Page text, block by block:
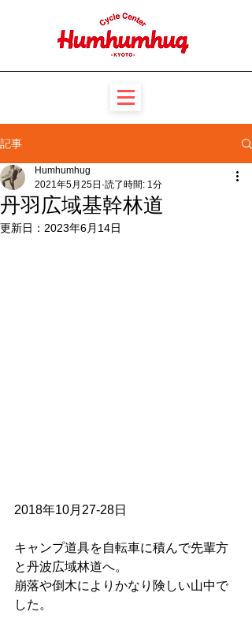
記事
丹羽広域基幹林道
Humhumhug
2021年5月25日 読了時間: 1分
更新日： 2023年6月14日
2018年10月27-28日
キャンプ道具を自転車に積んで先輩方
と丹波広域林道へ。
崩落や倒木によりかなり険しい山中で
した。